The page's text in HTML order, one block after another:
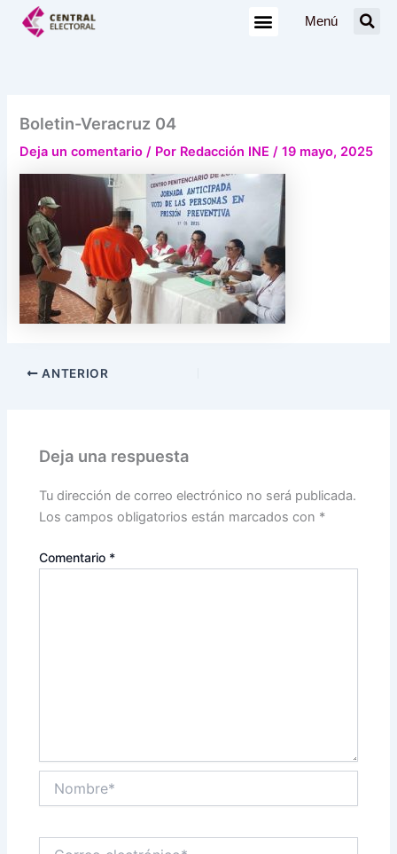
Menú
Boletin-Veracruz 04
Deja un comentario / Por Redacción INE/19 mayo, 2025
ANTERIOR
Deja una respuesta
Tu dirección de correo electrónico no será publicada.
Los campos obligatorios están marcados con *
Comentario *